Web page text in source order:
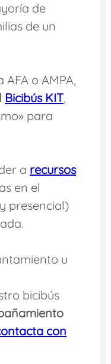
de
de un
o AMPA,
Bicibús KIT,
para
a recursos
en el
presencial)
u
bicibús
con